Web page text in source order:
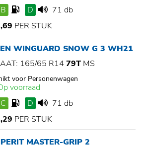
B
D
71 db
PER STUK
WINGUARD SNOW G 3 WH21
165/65 R14 79T MS
voor Personenwagen
voorraad
C
D
71 db
PER STUK
MASTER-GRIP 2